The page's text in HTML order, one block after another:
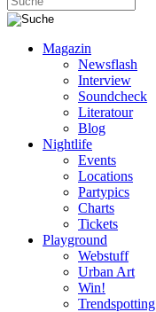
Magazin
Newsflash
Interview
Soundcheck
Literatour
Blog
Nightlife
Events
Locations
Partypics
Charts
Tickets
Playground
Webstuff
Urban Art
Win!
Trendspotting